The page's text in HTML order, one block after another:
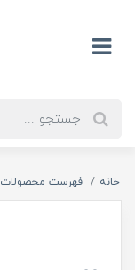
خانه فهرست محصولات